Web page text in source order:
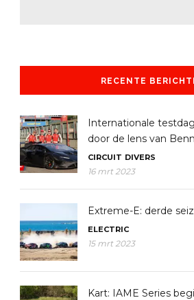
RECENTE
Internationale
door de lens van
CIRCUIT DIVERS
16 mrt 2023
Extreme-E: derde
ELECTRIC
15 mrt 2023
Kart: IAME Series